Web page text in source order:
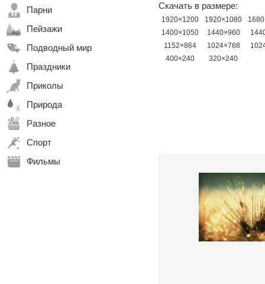
Парни
Пейзажи
Подводный мир
Праздники
Приколы
Природа
Разное
Спорт
Фильмы
Скачать в размере:
1920×1200 1920×1080
1400×1050
1440×960
1152×864
1024×768
400×240
320×240